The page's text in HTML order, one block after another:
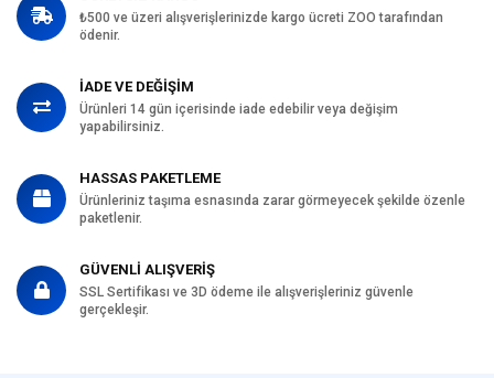
₺500 ve üzeri alışverişlerinizde kargo ücreti ZOO tarafından
ödenir.
İADE VE DEĞİŞİM
Ürünleri 14 gün içerisinde iade edebilir veya değişim
yapabilirsiniz.
HASSAS PAKETLEME
Ürünleriniz taşıma esnasında zarar görmeyecek şekilde özenle
paketlenir.
GÜVENLİ ALIŞVERİŞ
SSL Sertifikası ve 3D ödeme ile alışverişleriniz güvenle
gerçekleşir.